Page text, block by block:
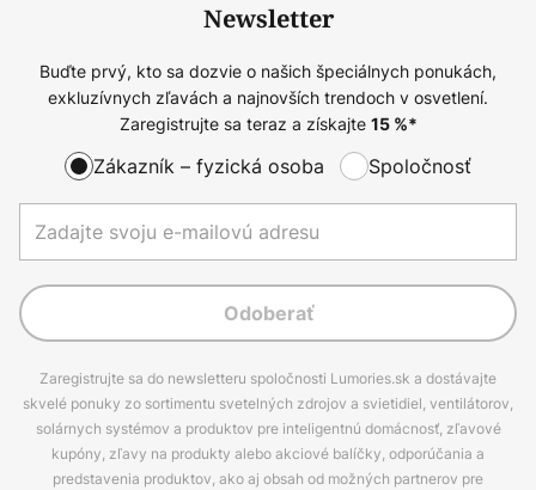
Newsletter
Buďte prvý, kto sa dozvie o našich špeciálnych ponukách,
exkluzívnych zľavách a najnovších trendoch v osvetlení.
Zaregistrujte sa teraz a získajte 15%*
Zákazník – fyzická osoba Spoločnosť
Odoberať
Zaregistrujte sa do newsletteru spoločnosti Lumories.sk a dostávajte
skvelé ponuky zo sortimentu svetelných zdrojov a svietidiel, ventilátorov,
solárnych systémov a produktov pre inteligentnú domácnosť, zľavové
kupóny, zľavy na produkty alebo akciové balíčky, odporúčania a
predstavenia produktov, ako aj obsah od možných partnerov pre